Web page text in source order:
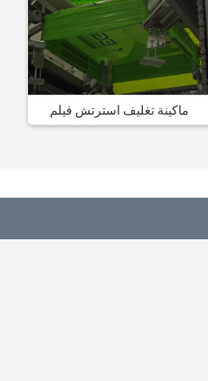
ماكينة تغليف استرتش فيلم